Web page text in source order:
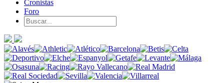
Cronistas
Foro